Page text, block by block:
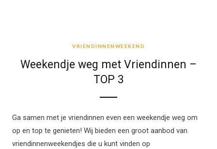
VRIENDINNENWEEKEND
Weekendje weg met Vriendinnen –
TOP 3
Ga samen met je vriendinnen even een weekendje weg om
op en top te genieten! Wij bieden een groot aanbod van
vriendinnenweekendjes die u kunt vinden op